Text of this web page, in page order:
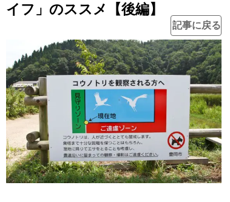
イフ」のススメ【後編】
記事に戻る